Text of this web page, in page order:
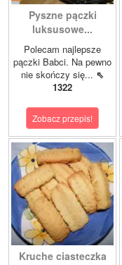
Pyszne pączki
luksusowe...
Polecam najlepsze
pączki Babci. Na pewno
nie skończy się... ⇖
1322
Zobacz przepis!
Kruche ciasteczka